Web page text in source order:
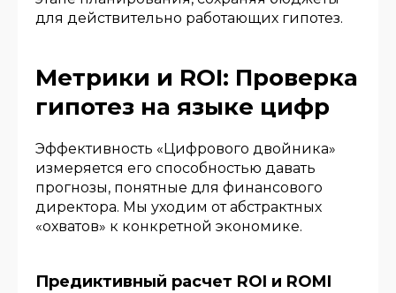
для действительно работающих гипотез.
Метрики и ROI: Проверка
гипотез на языке цифр
Эффективность «Цифрового двойника»
измеряется его способностью давать
прогнозы, понятные для финансового
директора. Мы уходим от абстрактных
«охватов» к конкретной экономике.
Предиктивный расчет ROI и ROMI